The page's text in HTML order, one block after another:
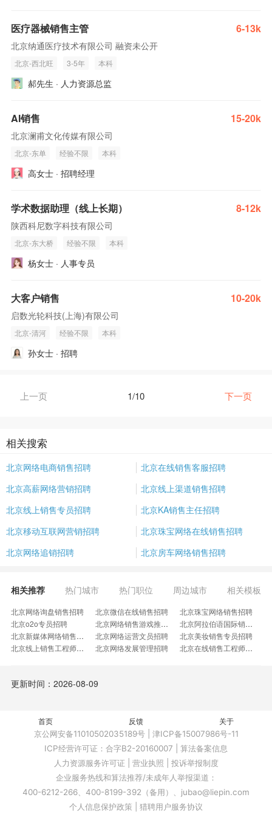
医疗器械销售主管 6-13k
北京纳通医疗技术有限公司 融资未公开
北京-西北旺 3-5年 本科
郝先生 · 人力资源总监
AI销售 15-20k
北京澜甫文化传媒有限公司
北京-东单 经验不限 本科
高女士 · 招聘经理
学术数据助理（线上长期） 8-12k
陕西科尼数字科技有限公司
北京-东大桥 经验不限 本科
杨女士 · 人事专员
大客户销售 10-20k
启数光轮科技(上海)有限公司
北京-清河 经验不限 本科
孙女士 · 招聘
上一页 1/10 下一页
相关搜索
北京网络电商销售招聘
北京在线销售客服招聘
北京高薪网络营销招聘
北京线上渠道销售招聘
北京线上销售专员招聘
北京KA销售主任招聘
北京移动互联网营销招聘
北京珠宝网络在线销售招聘
北京网络追销招聘
北京房车网络销售招聘
相关推荐 热门城市 热门职位 周边城市 相关模板
北京网络询盘销售招聘 北京微信在线销售招聘
北京珠宝网络销售招聘
北京o2o专员招聘
北京网络销售游戏推广招聘
北京阿拉伯语国际销售招聘
北京新媒体网络销售招聘
北京网络运营文员招聘
北京美妆销售专员招聘
北京线上销售工程师招聘
北京网络发展管理招聘
北京在线销售工程师招聘
北京招生客服老师招聘
北京亚马逊服务商招聘
北京教资咨询客服招聘
更新时间：2026-08-09
首页 反馈 关于